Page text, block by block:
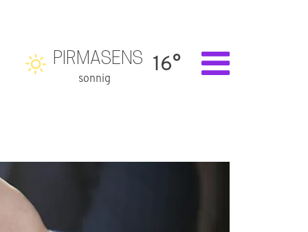
PIRMASENS
sonnig
16°